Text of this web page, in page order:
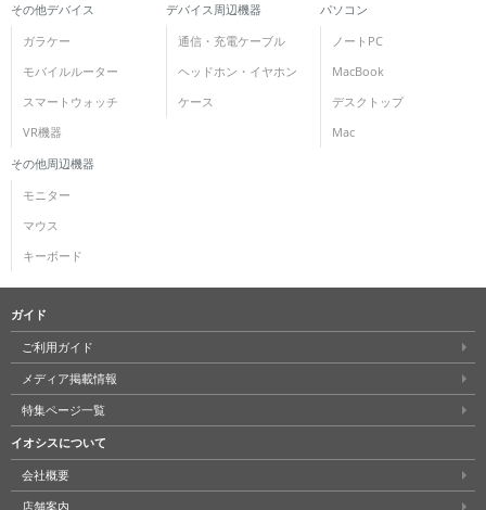
その他デバイス
ガラケー
モバイルルーター
スマートウォッチ
VR機器
デバイス周辺機器
通信・充電ケーブル
ヘッドホン・イヤホン
ケース
パソコン
ノートPC
MacBook
デスクトップ
Mac
その他周辺機器
モニター
マウス
キーボード
ガイド
ご利用ガイド
メディア掲載情報
特集ページ一覧
イオシスについて
会社概要
店舗案内